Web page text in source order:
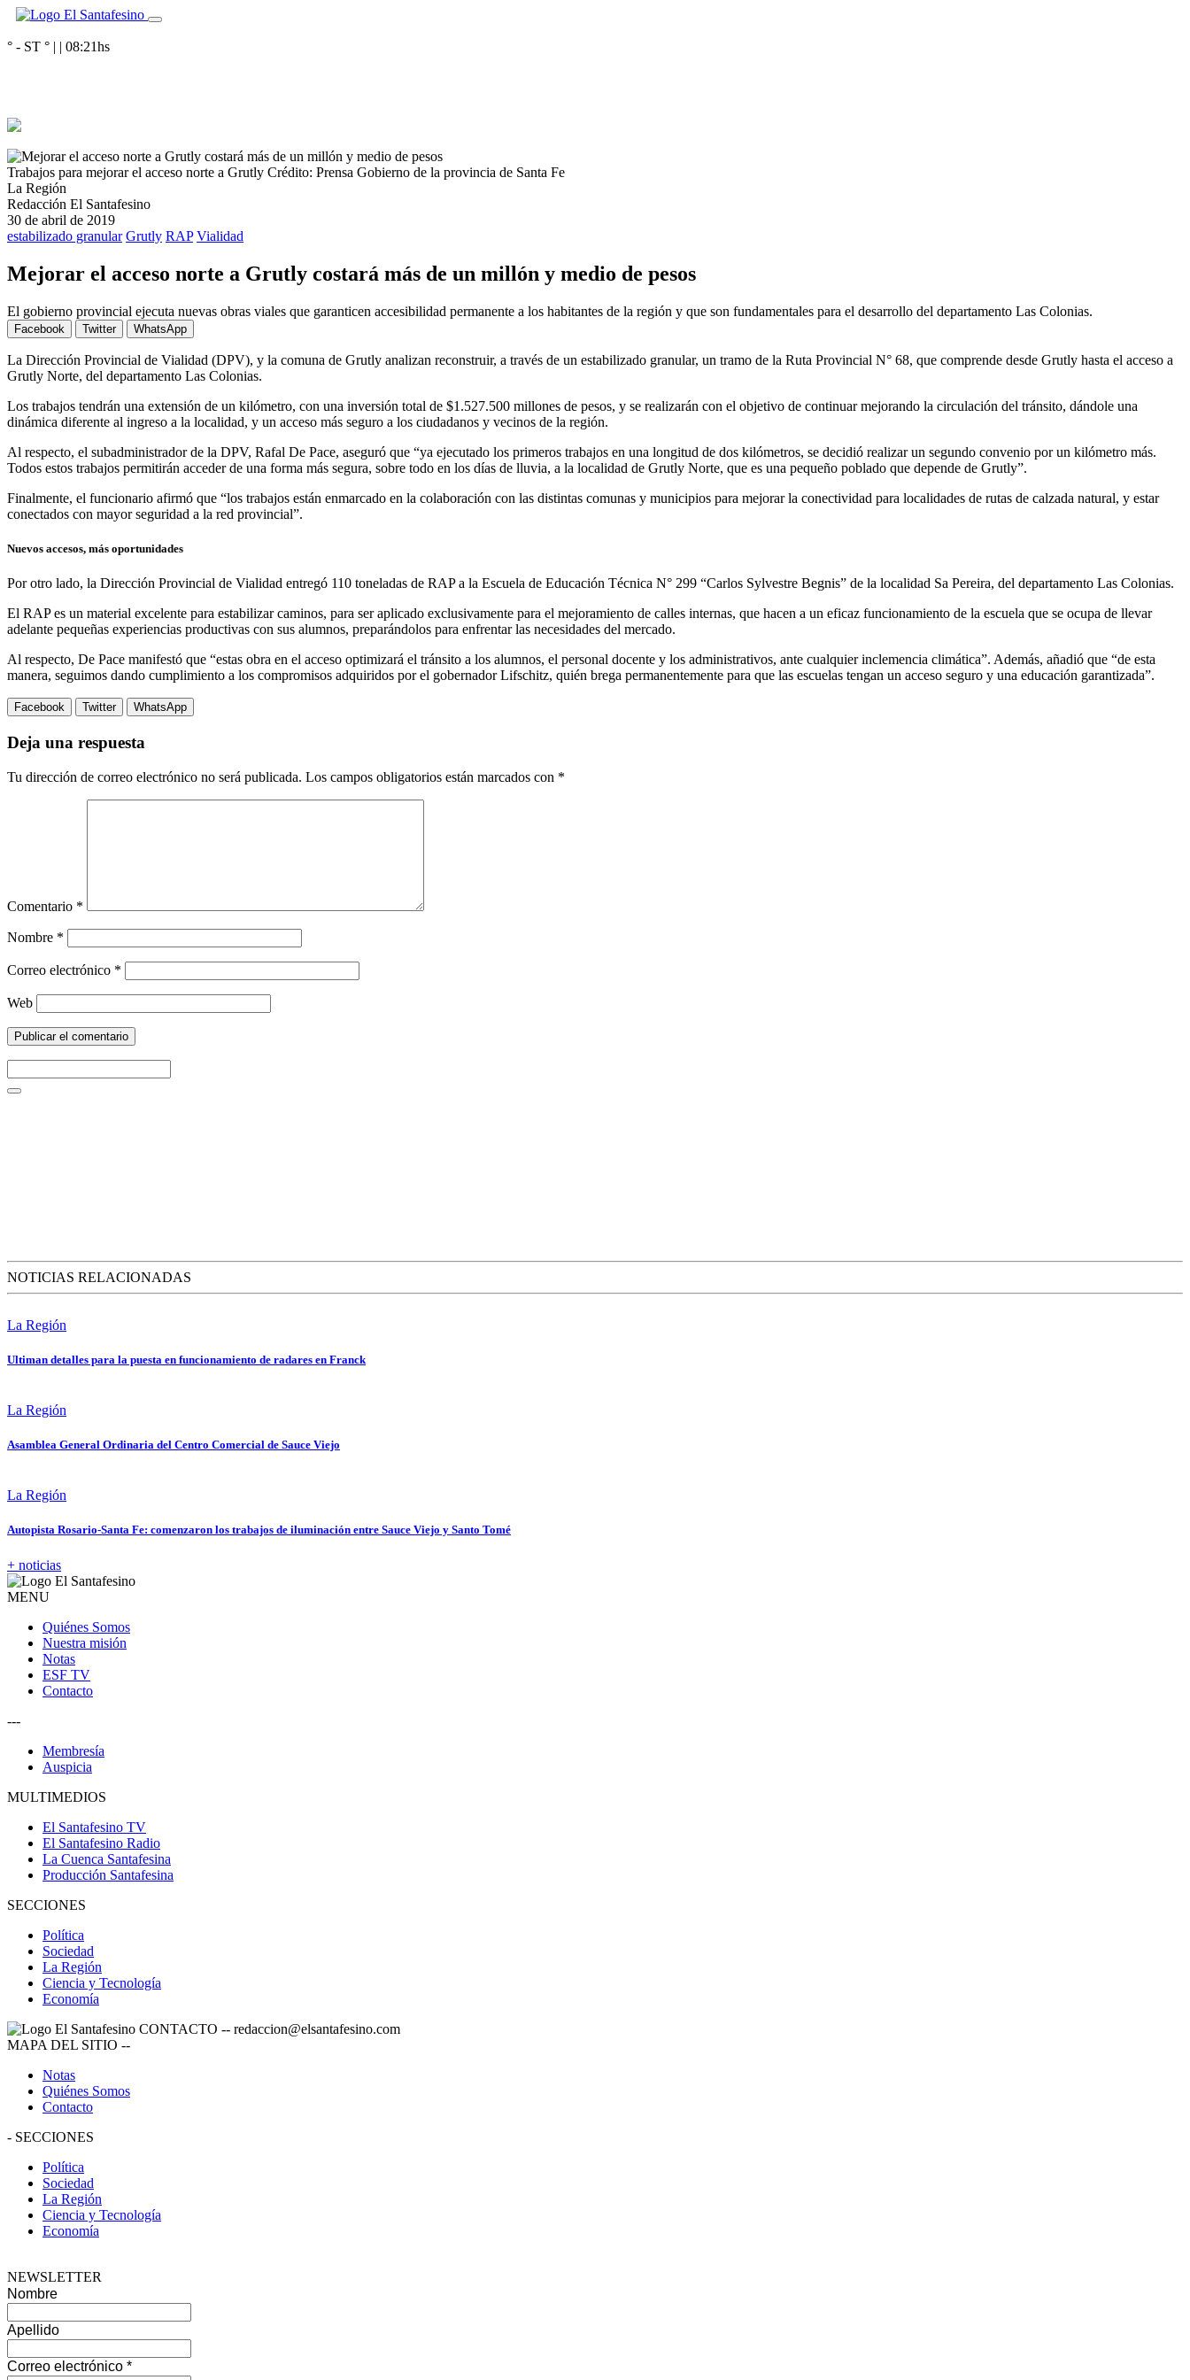
° - ST ° | | 08:21hs
Trabajos para mejorar el acceso norte a Grutly Crédito: Prensa Gobierno de la provincia de Santa Fe
La Región
Redacción El Santafesino
30 de abril de 2019
estabilizado granular Grutly RAP Vialidad
Mejorar el acceso norte a Grutly costará más de un millón y medio de pesos
El gobierno provincial ejecuta nuevas obras viales que garanticen accesibilidad permanente a los habitantes de la región y que son fundamentales para el desarrollo del departamento Las Colonias.
Facebook Twitter WhatsApp
La Dirección Provincial de Vialidad (DPV), y la comuna de Grutly analizan reconstruir, a través de un estabilizado granular, un tramo de la Ruta Provincial N° 68, que comprende desde Grutly hasta el acceso a
Grutly Norte, del departamento Las Colonias.
Los trabajos tendrán una extensión de un kilómetro, con una inversión total de $1.527.500 millones de pesos, y se realizarán con el objetivo de continuar mejorando la circulación del tránsito, dándole una
dinámica diferente al ingreso a la localidad, y un acceso más seguro a los ciudadanos y vecinos de la región.
Al respecto, el subadministrador de la DPV, Rafal De Pace, aseguró que “ya ejecutado los primeros trabajos en una longitud de dos kilómetros, se decidió realizar un segundo convenio por un kilómetro más.
Todos estos trabajos permitirán acceder de una forma más segura, sobre todo en los días de lluvia, a la localidad de Grutly Norte, que es una pequeño poblado que depende de Grutly”.
Finalmente, el funcionario afirmó que “los trabajos están enmarcado en la colaboración con las distintas comunas y municipios para mejorar la conectividad para localidades de rutas de calzada natural, y estar
conectados con mayor seguridad a la red provincial”.
Nuevos accesos, más oportunidades
Por otro lado, la Dirección Provincial de Vialidad entregó 110 toneladas de RAP a la Escuela de Educación Técnica N° 299 “Carlos Sylvestre Begnis” de la localidad Sa Pereira, del departamento Las Colonias.
El RAP es un material excelente para estabilizar caminos, para ser aplicado exclusivamente para el mejoramiento de calles internas, que hacen a un eficaz funcionamiento de la escuela que se ocupa de llevar
adelante pequeñas experiencias productivas con sus alumnos, preparándolos para enfrentar las necesidades del mercado.
Al respecto, De Pace manifestó que “estas obra en el acceso optimizará el tránsito a los alumnos, el personal docente y los administrativos, ante cualquier inclemencia climática”. Además, añadió que “de esta
manera, seguimos dando cumplimiento a los compromisos adquiridos por el gobernador Lifschitz, quién brega permanentemente para que las escuelas tengan un acceso seguro y una educación garantizada”.
Facebook Twitter WhatsApp
Deja una respuesta
Tu dirección de correo electrónico no será publicada. Los campos obligatorios están marcados con *
Comentario *
Nombre *
Correo electrónico *
Web
NOTICIAS RELACIONADAS
La Región
Ultiman detalles para la puesta en funcionamiento de radares en Franck
La Región
Asamblea General Ordinaria del Centro Comercial de Sauce Viejo
La Región
Autopista Rosario-Santa Fe: comenzaron los trabajos de iluminación entre Sauce Viejo y Santo Tomé
+ noticias
MENU
Quiénes Somos
Nuestra misión
Notas
ESF TV
Contacto
---
Membresía
Auspicia
MULTIMEDIOS
El Santafesino TV
El Santafesino Radio
La Cuenca Santafesina
Producción Santafesina
SECCIONES
Política
Sociedad
La Región
Ciencia y Tecnología
Economía
CONTACTO -- redaccion@elsantafesino.com
MAPA DEL SITIO --
Notas
Quiénes Somos
Contacto
- SECCIONES
Política
Sociedad
La Región
Ciencia y Tecnología
Economía
NEWSLETTER
Nombre
Apellido
Correo electrónico *